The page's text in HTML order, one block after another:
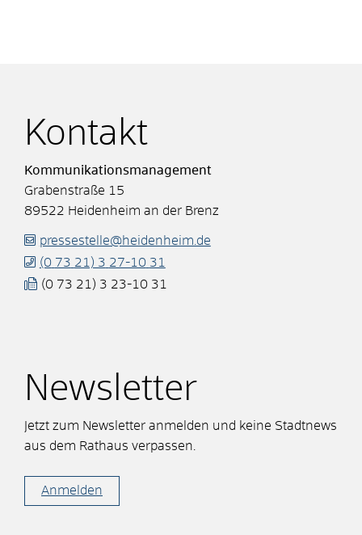
Kontakt
Kommunikationsmanagement
Grabenstraße 15
89522 Heidenheim an der Brenz
pressestelle@heidenheim.de
(0 73 21) 3 27-10 31
(0 73 21) 3 23-10 31
Newsletter
Jetzt zum Newsletter anmelden und keine Stadtnews
aus dem Rathaus verpassen.
Anmelden